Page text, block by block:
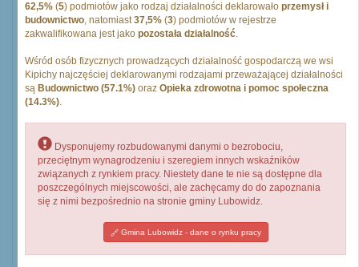
62,5% (5) podmiotów jako rodzaj działalności deklarowało przemysł i
budownictwo, natomiast37,5% (3) podmiotów w rejestrze
zakwalifikowana jest jako pozostała działalność.
Wśród osób fizycznych prowadzących działalność gospodarczą we wsi
Kipichy najczęściej deklarowanymi rodzajami przeważającej działalności
są Budownictwo (57.1%) oraz Opieka zdrowotna i pomoc społeczna
(14.3%).
Dysponujemy rozbudowanymi danymi o bezrobociu,
przeciętnym wynagrodzeniu i szeregiem innych wskaźników
związanych z rynkiem pracy. Niestety dane te nie są dostępne dla
poszczególnych miejscowości, ale zachęcamy do do zapoznania
się z nimi bezpośrednio na stronie gminy Lubowidz.
Gmina Lubowidz - dane o rynku pracy